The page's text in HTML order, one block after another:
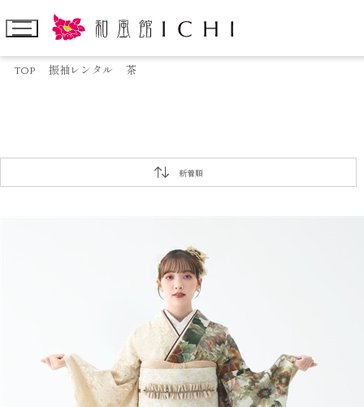
TOP 振袖レンタル 茶
新着順